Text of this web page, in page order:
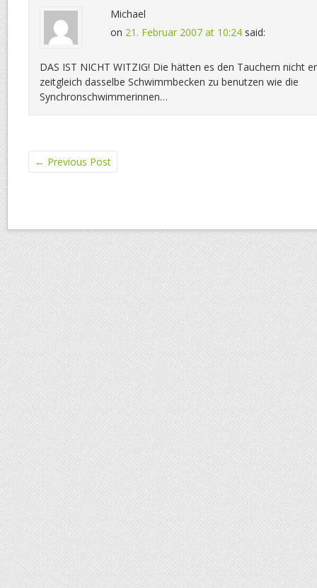
Michael
on 21. Februar 2007 at 10:24 said:
DAS IST NICHT WITZIG! Die hätten es den Tauchern nicht
zeitgleich dasselbe Schwimmbecken zu benutzen wie die
Synchronschwimmerinnen…
← Previous Post